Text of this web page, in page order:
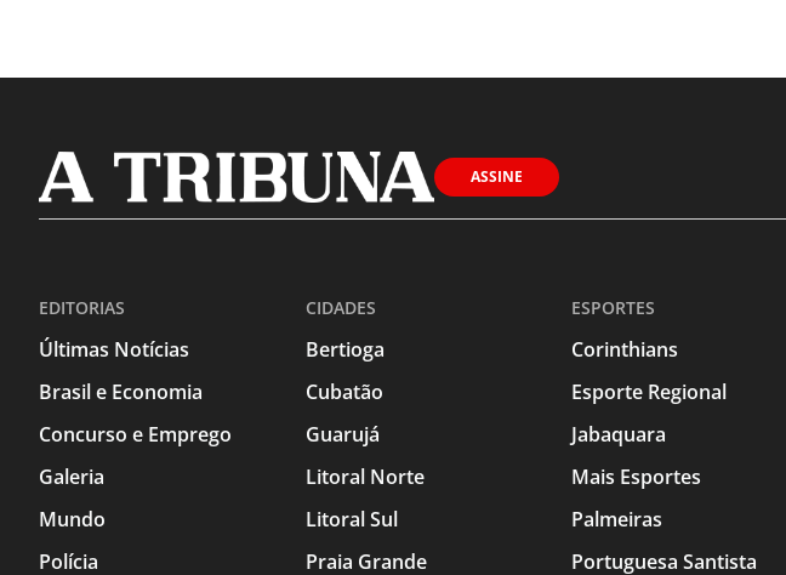
ASSINE
EDITORIAS
Últimas Notícias
Brasil e Economia
Concurso e Emprego
Galeria
Mundo
Polícia
CIDADES
Bertioga
Cubatão
Guarujá
Litoral Norte
Litoral Sul
Praia Grande
ESPORTES
Corinthians
Esporte Regional
Jabaquara
Mais Esportes
Palmeiras
Portuguesa Santista